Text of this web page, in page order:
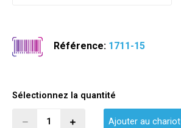
Référence: 1711-15
Sélectionnez la quantité
Ajouter au chariot